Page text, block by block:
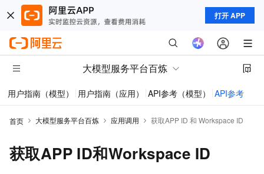
打开 APP
大模型服务平台百炼
用户指南（模型） 用户指南（应用） API参考（模型） API参考（应
首页 大模型服务平台百炼 应用调用 获取APP ID 和 Workspace ID
获取APP ID和Workspace ID